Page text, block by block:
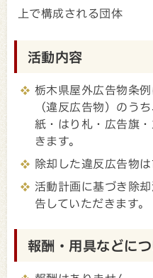
上で構成される団体
活動内容
栃木県屋外広告物条
（違反広告物）のう
紙・はり札・広告旗
きます。
除却した違反広告物
活動計画に基づき除
告していただきます。
報酬・用具などに